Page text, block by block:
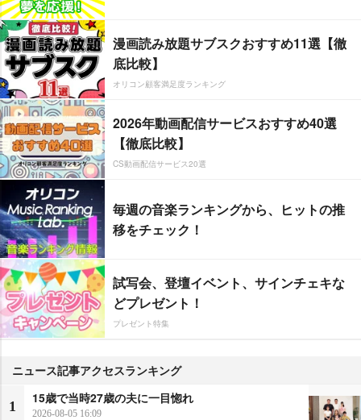
漫画読み放題サブスクおすすめ11選【徹
底比較】
オリコン顧客満足度ランキング
2026年動画配信サービスおすすめ40選
【徹底比較】
CS動画配信サービス20選
毎週の音楽ランキングから、ヒットの推
移をチェック！
試写会、登壇イベント、サインチェキな
どプレゼント！
プレゼント特集
ニュース記事アクセスランキング
1
15歳で当時27歳の夫に一目惚れ
2026-08-05 16:09